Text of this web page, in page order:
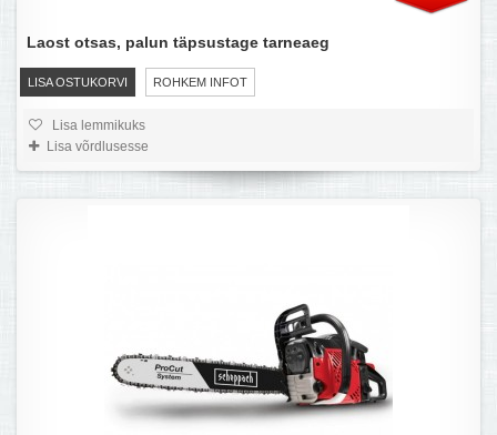
LISA OSTUKORVI ROHKEM INFOT
Laost otsas, palun täpsustage tarneaeg
Lisa lemmikuks
Lisa võrdlusesse